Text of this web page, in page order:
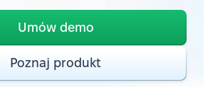
Umów demo
Poznaj produkt